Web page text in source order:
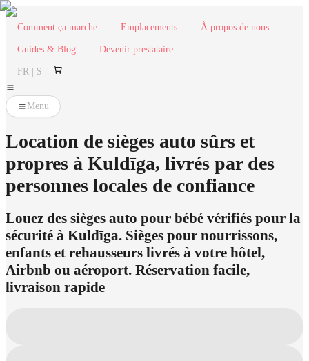
Comment ça marche Emplacements À propos de nous
Guides & Blog Devenir prestataire
FR | $
Menu
Location de sièges auto sûrs et
propres à Kuldīga, livrés par des
personnes locales de confiance
Louez des sièges auto pour bébé vérifiés pour la
sécurité à Kuldīga. Sièges pour nourrissons,
enfants et rehausseurs livrés à votre hôtel,
Airbnb ou aéroport. Réservation facile,
livraison rapide